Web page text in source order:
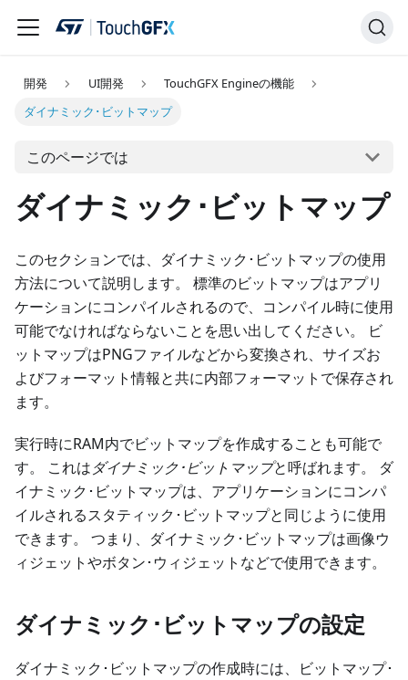
開発 UI開発
TouchGFX Engineの機能
ダイナミック･ビットマップ
このページでは
ダイナミック･ビットマップ
このセクションでは、ダイナミック･ビットマップの使用
方法について説明します。 標準のビットマップはアプリ
ケーションにコンパイルされるので、コンパイル時に使用
可能でなければならないことを思い出してください。 ビ
ットマップはPNGファイルなどから変換され、サイズお
よびフォーマット情報と共に内部フォーマットで保存され
ます。
実行時にRAM内でビットマップを作成することも可能で
す。 これはダイナミック･ビットマップと呼ばれます。 ダ
イナミック･ビットマップは、アプリケーションにコンパ
イルされるスタティック･ビットマップと同じように使用
できます。 つまり、ダイナミック･ビットマップは画像ウ
ィジェットやボタン･ウィジェットなどで使用できます。
ダイナミック･ビットマップの設定
ダイナミック･ビットマップの作成時には、ビットマップ･